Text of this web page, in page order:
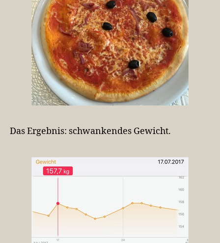
Das Ergebnis: schwankendes Gewicht.